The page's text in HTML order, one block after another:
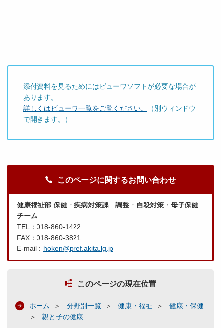
添付資料を見るためにはビューワソフトが必要な場合が
あります。
詳しくはビューワ一覧をご覧ください。
（別ウィンドウ
で開きます。）
このページに関するお問い合わせ
健康福祉部 保健・疾病対策課 調整・自殺対策・母子保健
チーム
TEL：018-860-1422
FAX：018-860-3821
E-mail： hoken@pref.akita.lg.jp
このページの現在位置
ホーム 分野別一覧 健康・福祉
健康・保健
親と子の健康